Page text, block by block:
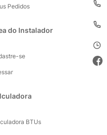
Pedidos
do Instalador
se
BTUs